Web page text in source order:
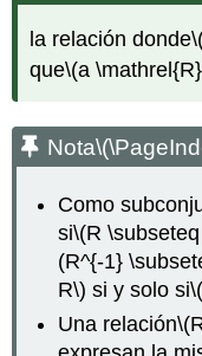
la relación donde
que\(a
Nota
Como
si\(R
(R^{-1}
R\) si y solo si
Una relación